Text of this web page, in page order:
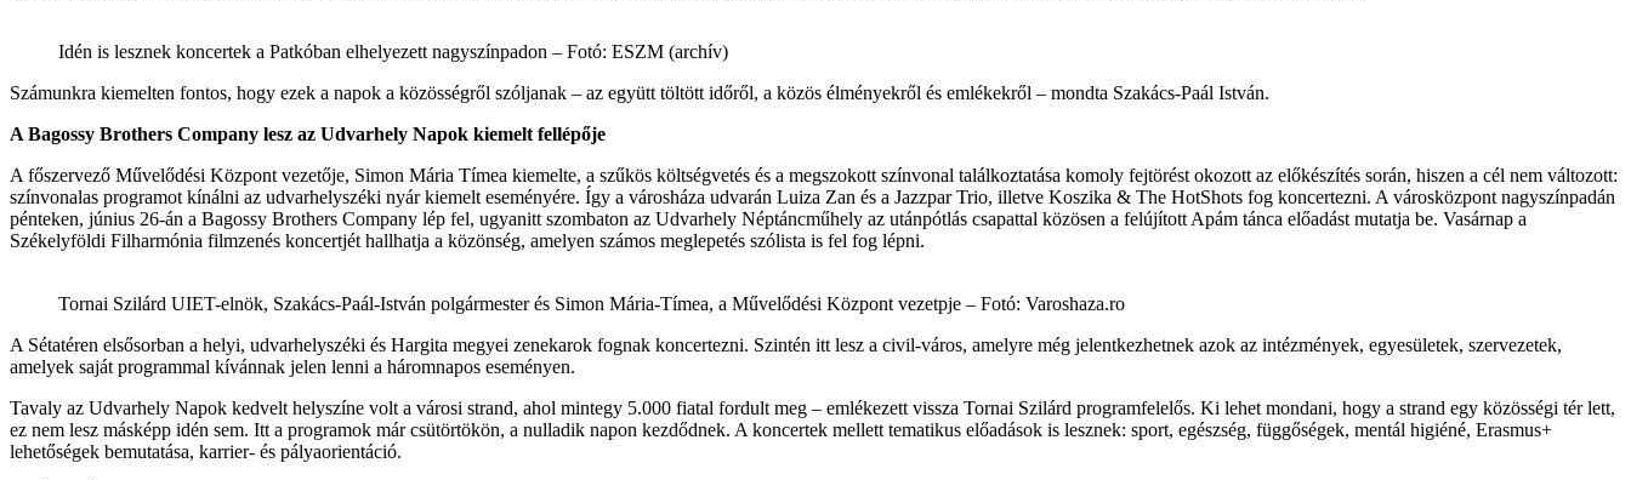
Idén is lesznek koncertek a Patkóban elhelyezett nagyszínpadon – Fotó: ESZM (archív)
Számunkra kiemelten fontos, hogy ezek a napok a közösségről szóljanak – az együtt töltött időről, a közös élményekről és emlékekről – mondta Szakács-Paál István.
A Bagossy Brothers Company lesz az Udvarhely Napok kiemelt fellépője
A főszervező Művelődési Központ vezetője, Simon Mária Tímea kiemelte, a szűkös költségvetés és a megszokott színvonal találkoztatása komoly fejtörést okozott az előkészítés során, hiszen a cél nem változott:
színvonalas programot kínálni az udvarhelyszéki nyár kiemelt eseményére. Így a városháza udvarán Luiza Zan és a Jazzpar Trio, illetve Koszika & The HotShots fog koncertezni. A városközpont nagyszínpadán
pénteken, június 26-án a Bagossy Brothers Company lép fel, ugyanitt szombaton az Udvarhely Néptáncműhely az utánpótlás csapattal közösen a felújított Apám tánca előadást mutatja be. Vasárnap a
Székelyföldi Filharmónia filmzenés koncertjét hallhatja a közönség, amelyen számos meglepetés szólista is fel fog lépni.
Tornai Szilárd UIET-elnök, Szakács-Paál-István polgármester és Simon Mária-Tímea, a Művelődési Központ vezetpje – Fotó: Varoshaza.ro
A Sétatéren elsősorban a helyi, udvarhelyszéki és Hargita megyei zenekarok fognak koncertezni. Szintén itt lesz a civil-város, amelyre még jelentkezhetnek azok az intézmények, egyesületek, szervezetek,
amelyek saját programmal kívánnak jelen lenni a háromnapos eseményen.
Tavaly az Udvarhely Napok kedvelt helyszíne volt a városi strand, ahol mintegy 5.000 fiatal fordult meg – emlékezett vissza Tornai Szilárd programfelelős. Ki lehet mondani, hogy a strand egy közösségi tér lett,
ez nem lesz másképp idén sem. Itt a programok már csütörtökön, a nulladik napon kezdődnek. A koncertek mellett tematikus előadások is lesznek: sport, egészség, függőségek, mentál higiéné, Erasmus+
lehetőségek bemutatása, karrier- és pályaorientáció.